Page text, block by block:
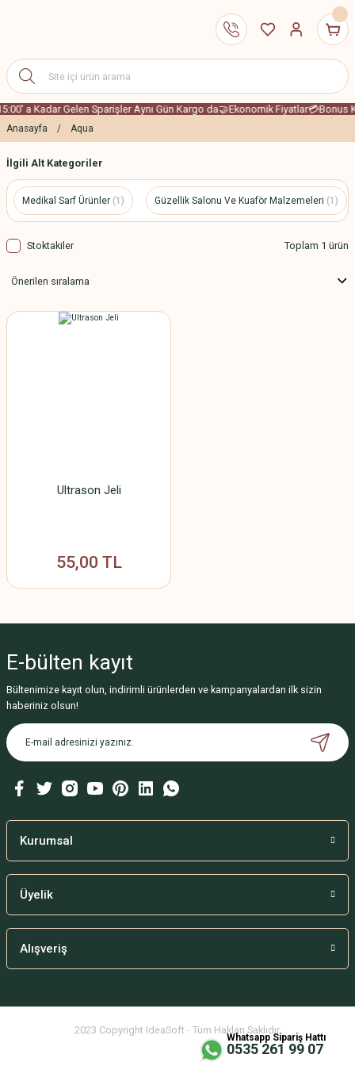
Whatsapp Sipariş Hattı
0535 261 99 07
a Kadar Gelen Sparişler Aynı Gün Kargo da🤝Ekonomik Fiyatlar💳Bonus
Anasayfa Aqua
İlgili Alt Kategoriler
Medikal Sarf Ürünler (1) Güzellik Salonu Ve Kuaför Malzemeleri (1)
Stoktakiler Toplam 1 ürün
Ultrason Jeli
55,00 TL
E-bülten kayıt
Bültenimize kayıt olun, indirimli ürünlerden ve kampanyalardan ilk sizin
haberiniz olsun!
Kurumsal
Üyelik
Alışveriş
2023 Copyright IdeaSoft - Tüm Hakları Saklıdır.